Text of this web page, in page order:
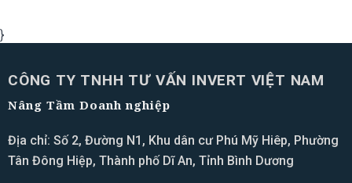
}
CÔNG TY TNHH TƯ VẤN INVERT VIỆT NAM
Nâng Tầm Doanh nghiệp
Địa chỉ: Số 2, Đường N1, Khu dân cư Phú Mỹ Hiêp, Phường
Tân Đông Hiệp, Thành phố Dĩ An, Tỉnh Bình Dương